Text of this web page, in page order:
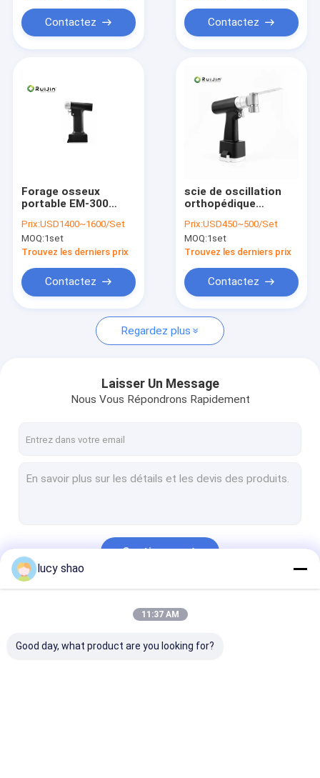
Produits
Au sujet de nous
Nouvelles
Perceuse médicale d'os
Perceuse chirurgicale d'os
Scie de oscillation d'os
Échange de la scie d'os
L'os d'autopsie a vu
Perceuse orthopédique vétérinaire
Outils de coupe médicaux
Contactez Contactez
Forage osseux
portable EM-300
Forage à scie
électrique
orthopédique
Prix:USD1400~1600/Set
MOQ:1set
Trouvez les derniers prix
Contactez
scie de oscillation
orthopédique
pour la chirurgie
commune
Prix:USD450~500/Set
MOQ:1set
Trouvez les derniers prix
Contactez
Regardez plus
Laisser Un Message
Nous Vous Répondrons Rapidement
Continuer
lucy shao
11:37 AM
Good day, what product are you looking for?